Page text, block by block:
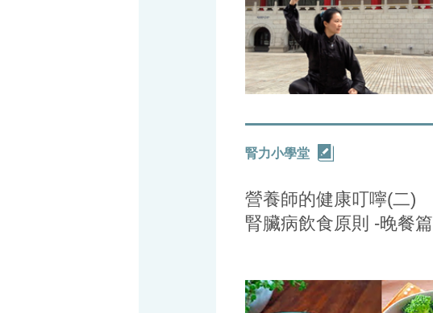
腎力小學堂
營養師的健康叮嚀(二)
腎臟病飲食原則 -晚餐篇